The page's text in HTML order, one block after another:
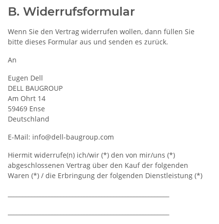
B. Widerrufsformular
Wenn Sie den Vertrag widerrufen wollen, dann füllen Sie
bitte dieses Formular aus und senden es zurück.
An
Eugen Dell
DELL BAUGROUP
Am Ohrt 14
59469 Ense
Deutschland
E-Mail: info@dell-baugroup.com
Hiermit widerrufe(n) ich/wir (*) den von mir/uns (*)
abgeschlossenen Vertrag über den Kauf der folgenden
Waren (*) / die Erbringung der folgenden Dienstleistung (*)